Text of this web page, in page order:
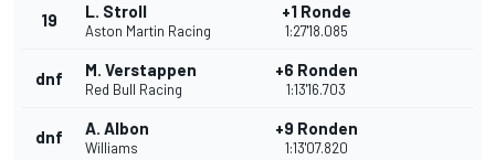
19 L. Stroll
Aston Martin Racing
+1 Ronde
1:27'18.085
dnf M. Verstappen
Red Bull Racing
+6 Ronden
1:13'16.703
dnf A. Albon
Williams
+9 Ronden
1:13'07.820